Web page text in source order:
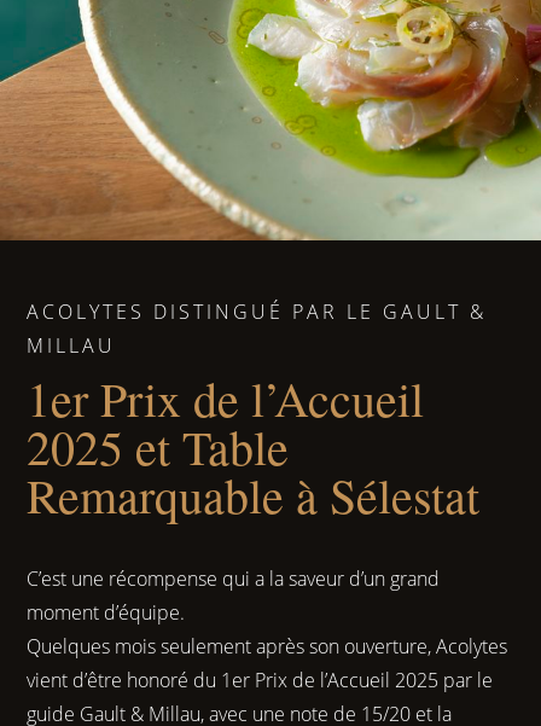
ACOLYTES DISTINGUÉ PAR LE GAULT &
MILLAU
1er Prix de l’Accueil
2025 et Table
Remarquable à Sélestat
C’est une récompense qui a la saveur d’un grand
moment d’équipe.
Quelques mois seulement après son ouverture, Acolytes
vient d’être honoré du 1er Prix de l’Accueil 2025 par le
guide Gault & Millau, avec une note de 15/20 et la